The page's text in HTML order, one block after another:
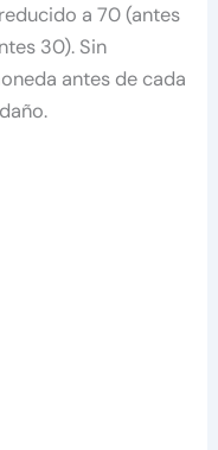
a 70 (antes
30). Sin
antes de cada